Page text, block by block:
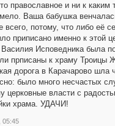
православное и ни к каким
Ваша бабушка
всего, потому, что либо её
приписано именно к этой
Исповедника была
прписаны к храму
дорога в Карачарово шла
было много несчастых
церковные власти с
храма. УДАЧИ!
05:45